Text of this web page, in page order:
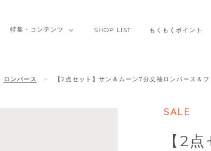
特集・ コンテンツ SHOP LIST もくもくポイント
ロンパース 【2点セット】サン＆ムーン7分丈袖ロンパース＆
SALE
【2